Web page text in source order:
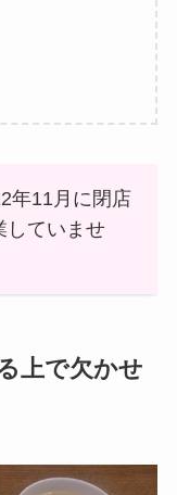
年11月に閉店
していませ
上で欠かせ